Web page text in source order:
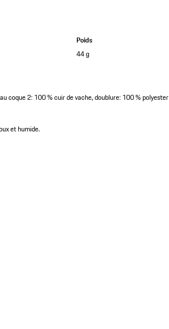
Poids
44 g
coque 2: 100 % cuir de vache, doublure: 100 % polyester
et humide.